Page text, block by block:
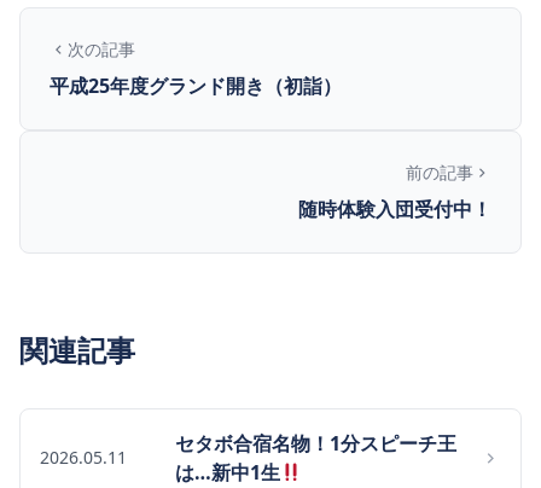
次の記事
平成25年度グランド開き（初詣）
前の記事
随時体験入団受付中！
関連記事
2026.05.11
セタボ合宿名物！1分スピーチ王
は…新中1生